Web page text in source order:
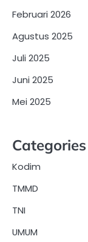
Februari 2026
Agustus 2025
Juli 2025
Juni 2025
Mei 2025
Categories
Kodim
TMMD
TNI
UMUM